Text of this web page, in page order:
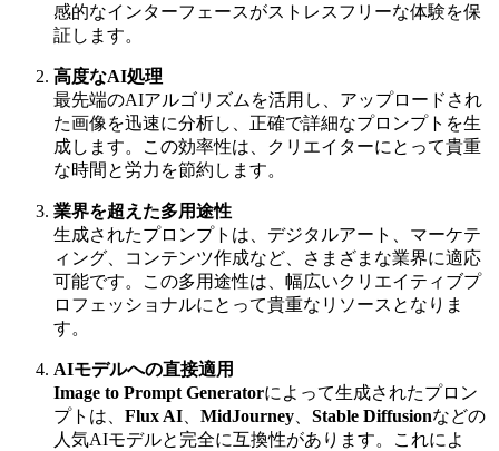
感的なインターフェースがストレスフリーな体験を保
証します。
高度なAI処理
最先端のAIアルゴリズムを活用し、アップロードされ
た画像を迅速に分析し、正確で詳細なプロンプトを生
成します。この効率性は、クリエイターにとって貴重
な時間と労力を節約します。
業界を超えた多用途性
生成されたプロンプトは、デジタルアート、マーケテ
ィング、コンテンツ作成など、さまざまな業界に適応
可能です。この多用途性は、幅広いクリエイティブプ
ロフェッショナルにとって貴重なリソースとなりま
す。
AIモデルへの直接適用
Image to Prompt Generatorによって生成されたプロン
プトは、 Flux AI MidJourney Stable Diffusionなどの
人気AIモデルと完全に互換性があります。これによ